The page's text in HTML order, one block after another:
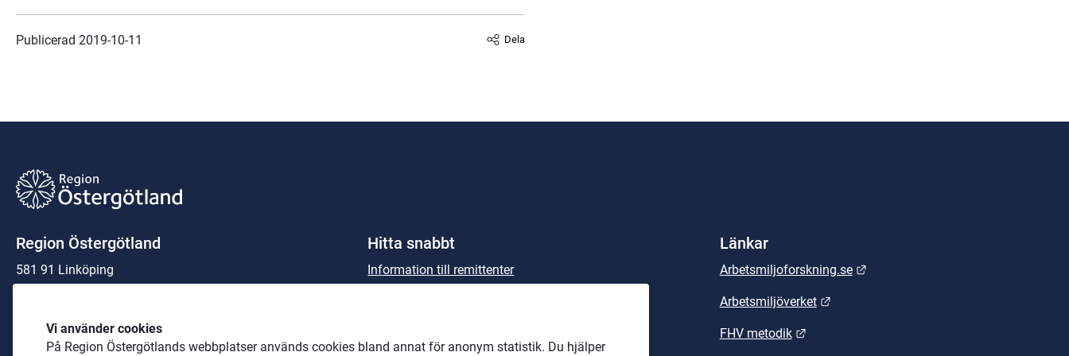
Vi använder cookies
På Region Östergötlands webbplatser används cookies bland annat för anonym statistik. Du hjälper
Publicerad 2019-10-11 Dela
Region Östergötland
581 91 Linköping
23 21 00-0040
Telefon: 010-103 00 00 (växel)
Hitta snabbt
Information till remittenter
Länkar
Arbetsmiljoforskning.se Länk till annan webbplats.
Arbetsmiljöverket Länk till annan webbplats.
FHV metodik Länk till annan webbplats.